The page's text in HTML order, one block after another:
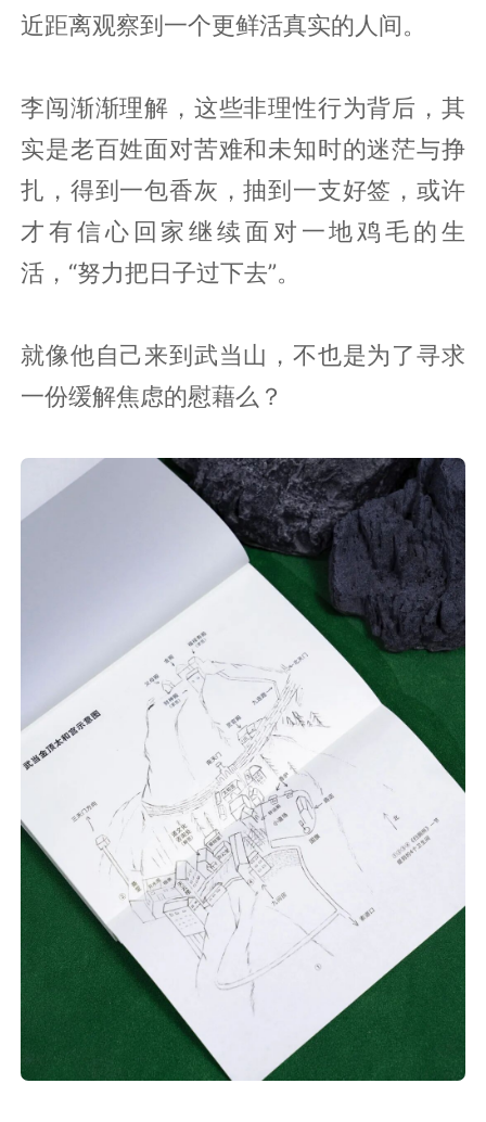
近距离观察到一个更鲜活真实的人间。
李闯渐渐理解，这些非理性行为背后，其
实是老百姓面对苦难和未知时的迷茫与挣
扎，得到一包香灰，抽到一支好签，或许
才有信心回家继续面对一地鸡毛的生
活，“努力把日子过下去”。
就像他自己来到武当山，不也是为了寻求
一份缓解焦虑的慰藉么？